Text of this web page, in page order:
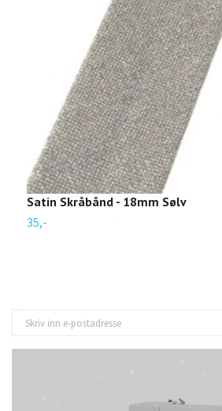
Satin Skråbånd - 18mm Sølv
35,-